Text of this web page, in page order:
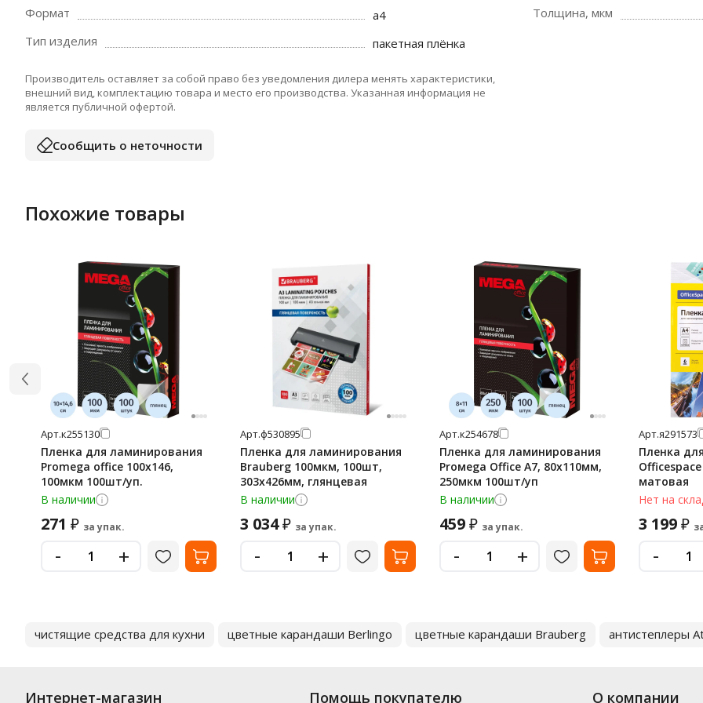
Формат
а4
Тип изделия
пакетная плёнка
Толщина, мкм
Производитель оставляет за собой право без уведомления дилера менять характеристики,
внешний вид, комплектацию товара и место его производства. Указанная информация не
является публичной офертой.
Сообщить о неточности
Похожие товары
Арт.к255130
Пленка для ламинирования
Promega office 100х146,
100мкм 100шт/уп.
В наличии
271 ₽ за упак.
- +
Арт.ф530895
Пленка для ламинирования
Brauberg 100мкм, 100шт,
303х426мм, глянцевая
В наличии
3 034₽ за упак.
- +
Арт.к254678
Пленка для ламинирования
Proмega Оffice А7, 80х110мм,
250мкм 100шт/уп
В наличии
459₽ за упак.
- +
Арт.я291573
Пленка
матовая
Нет на
3 199₽
-
чистящие средства для кухни цветные карандаши Berlingo цветные карандаши Brauberg антистеплеры
Интернет-магазин Помощь покупателю О компании